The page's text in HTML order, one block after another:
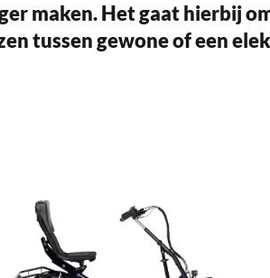
maken. Het gaat hierbij
tussen gewone of een